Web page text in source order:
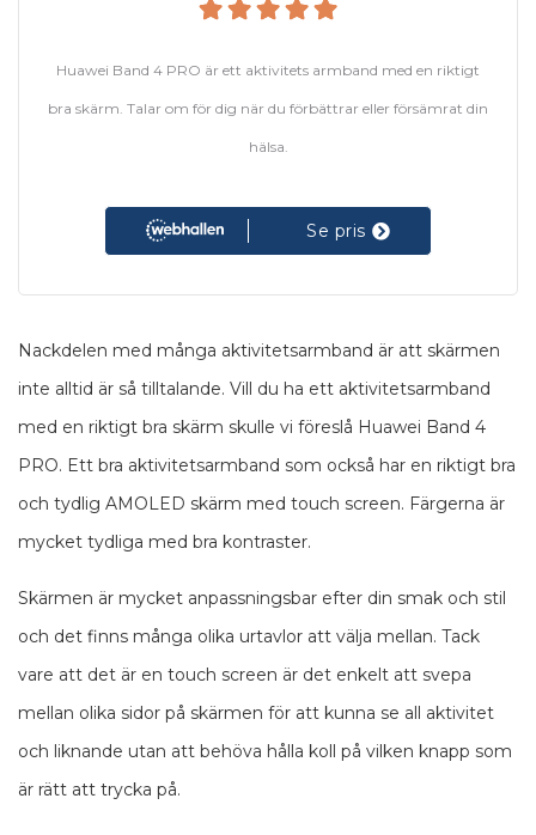
Nackdelen med många aktivitetsarmband är att skärmen
inte alltid är så tilltalande. Vill du ha ett aktivitetsarmband
med en riktigt bra skärm skulle vi föreslå Huawei Band 4
PRO. Ett bra aktivitetsarmband som också har en riktigt bra
och tydlig AMOLED skärm med touch screen. Färgerna är
mycket tydliga med bra kontraster.
Skärmen är mycket anpassningsbar efter din smak och stil
och det finns många olika urtavlor att välja mellan. Tack
vare att det är en touch screen är det enkelt att svepa
mellan olika sidor på skärmen för att kunna se all aktivitet
och liknande utan att behöva hålla koll på vilken knapp som
är rätt att trycka på.
Huawei Band 4 PRO är ett aktivitets armband med en riktigt
bra skärm. Talar om för dig när du förbättrar eller försämrat din
hälsa.
Se pris